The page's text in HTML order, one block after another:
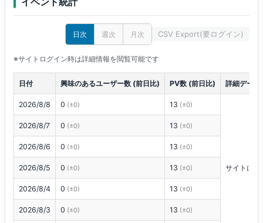
日次 週次 月次 CSV Export(要ログイン)
※サイトログイン時は詳細情報を閲覧可能です
日付 興味のあるユーザー数 (前日比) PV数 (前日比) 詳細データ
2026/8/8 0 (±0) 13 (±0)
サイトにロ
2026/8/7 0 (±0) 13 (±0)
2026/8/6 0 (±0) 13 (±0)
2026/8/5 0 (±0) 13 (±0)
2026/8/4 0 (±0) 13 (±0)
2026/8/3 0 (±0) 13 (±0)